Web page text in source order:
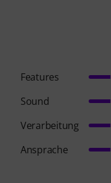
Features
Sound
Verarbeitung
Ansprache